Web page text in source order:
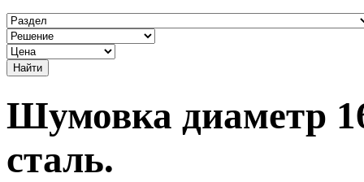
Шумовка диаметр
сталь.